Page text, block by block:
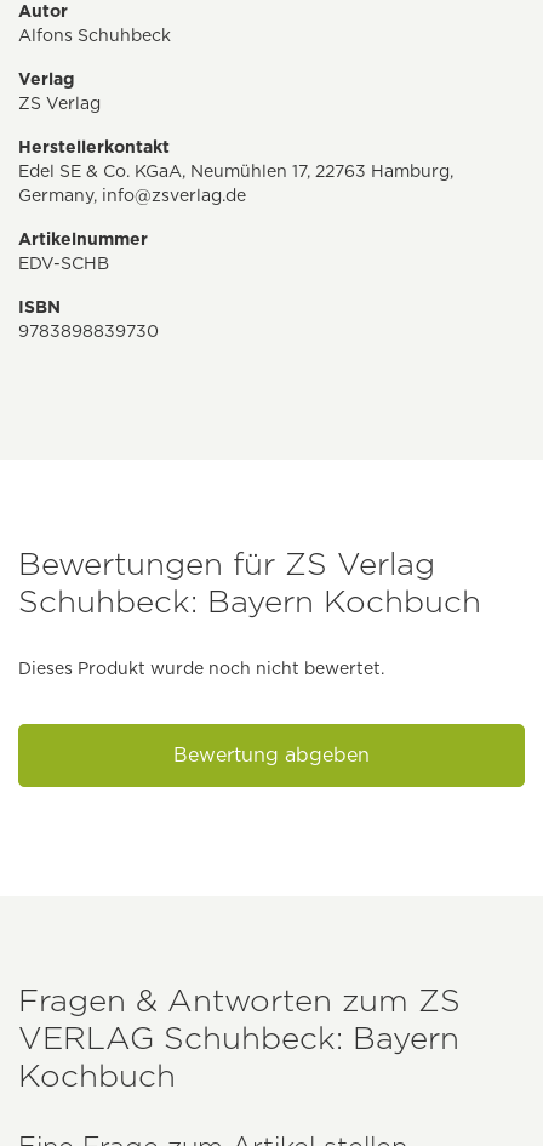
Autor
Alfons Schuhbeck
Verlag
ZS Verlag
Herstellerkontakt
Edel SE & Co. KGaA, Neumühlen 17, 22763 Hamburg,
Germany, info@zsverlag.de
Artikelnummer
EDV-SCHB
ISBN
9783898839730
Bewertungen für ZS Verlag
Schuhbeck: Bayern Kochbuch
Dieses Produkt wurde noch nicht bewertet.
Bewertung abgeben
Fragen & Antworten zum ZS
VERLAG Schuhbeck: Bayern
Kochbuch